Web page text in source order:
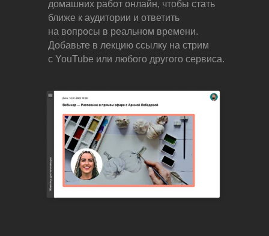
домашних работ онлайн, чтобы стать
ближе к аудитории и ответить
на вопросы в реальном времени.
Добавьте в лекцию ссылку на стрим
с YouTube или любого другого сервиса.